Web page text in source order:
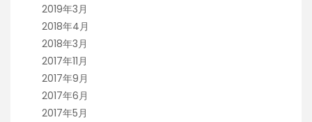
2019年3月
2018年4月
2018年3月
2017年11月
2017年9月
2017年6月
2017年5月